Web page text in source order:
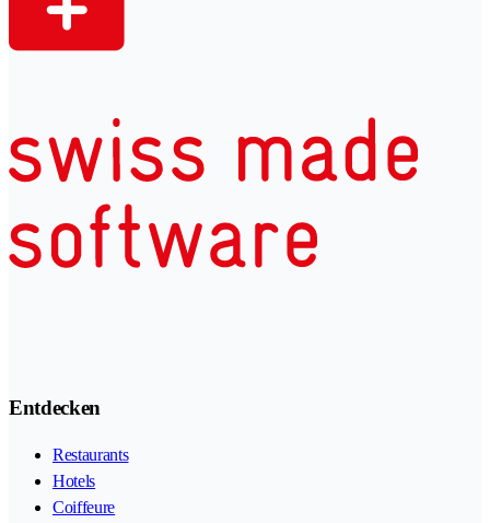
Entdecken
Restaurants
Hotels
Coiffeure